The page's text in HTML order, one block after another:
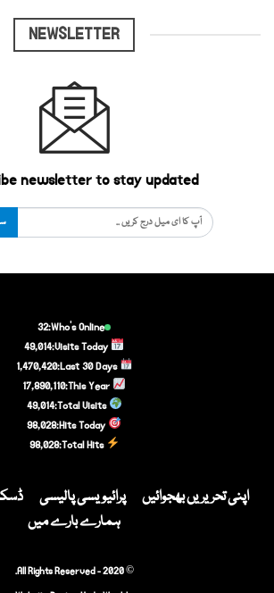
NEWSLETTER
newsletter to stay updated.
Who's Online:
32
Visits Today:
49,014
Last 30 Days:
1,470,420
17,890,110
Total Visits:
49,014
Hits Today:
98,028
Total Hits:
98,028
اپنی تحریریں بھجوائیں پرائیویسی پالیسی
ہمارے بارے میں
© 2020 - All Rights Reserved.